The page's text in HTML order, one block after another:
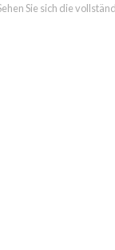
Sie sich die